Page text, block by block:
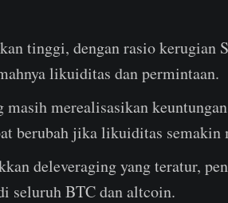
tinggi, dengan rasio kerugian
likuiditas dan permintaan.
masih merealisasikan
berubah jika likuiditas semakin
deleveraging yang teratur,
seluruh BTC dan altcoin.